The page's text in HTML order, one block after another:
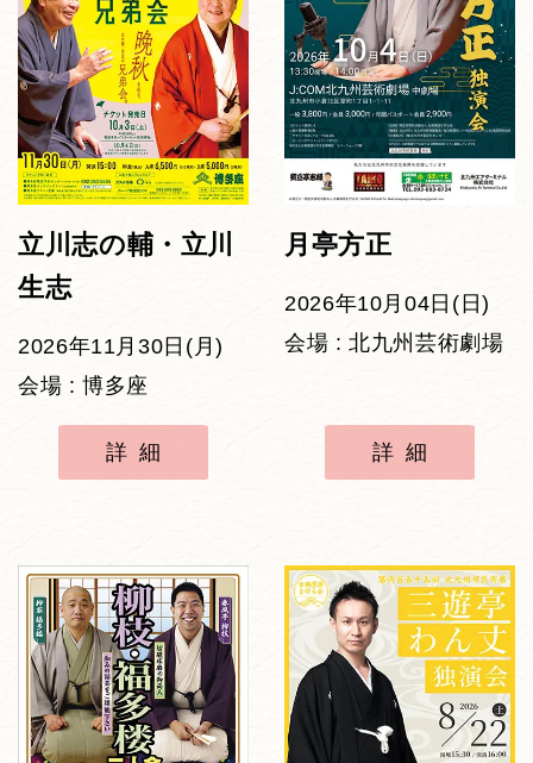
立川志の輔・立川
生志
2026年11月30日(月)
会場 : 博多座
詳細
月亭方正
2026年10月04日(日)
会場 : 北九州芸術劇場
詳細